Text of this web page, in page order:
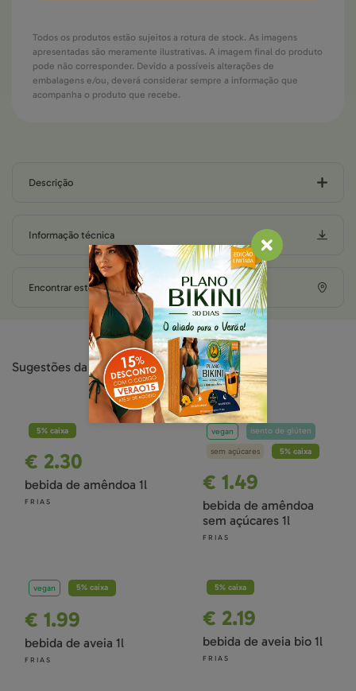
Descrição
Informação técnica
Encontrar este produto em loja
Todos os produtos estão sujeitos a rotura de stock. As imagens
apresentadas são meramente ilustrativas. A imagem final do produto
pode não corresponder. Devido a possíveis alterações de
embalagens e/ou, deverá considerar sempre a informação que
acompanha o produto que recebe.
Sugestões da mesma categoria
5% caixa
€ 2.30
bebida de amêndoa 1l
FRIAS
vegan
isento de glúten
sem açúcares
5% caixa
€ 1.49
bebida de amêndoa
sem açúcares 1l
FRIAS
vegan 5% caixa
€ 1.99
bebida de aveia 1l
FRIAS
5% caixa
€ 2.19
bebida de aveia bio 1l
FRIAS